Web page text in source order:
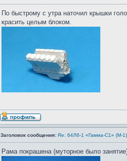
По быстрому с утра наточил крышки
красить целым блоком.
Заголовок сообщения: Re: 64Л6-1 «Гамма-С1» (М-
Рама покрашена (муторное было